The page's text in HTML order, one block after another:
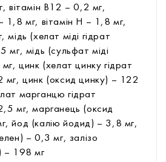
вітамін В12 – 0,2 мг,
1,8 мг, вітамін Н – 1,8 мг,
(хелат міді гідрат
мг, мідь (сульфат міді
цинк (хелат цинку гідрат
мг, цинк (оксид цинку) – 122
марганцю гідрат
мг, марганець (оксид
йод (калію йодид) – 3,8 мг,
– 0,3 мг, залізо
– 198 мг